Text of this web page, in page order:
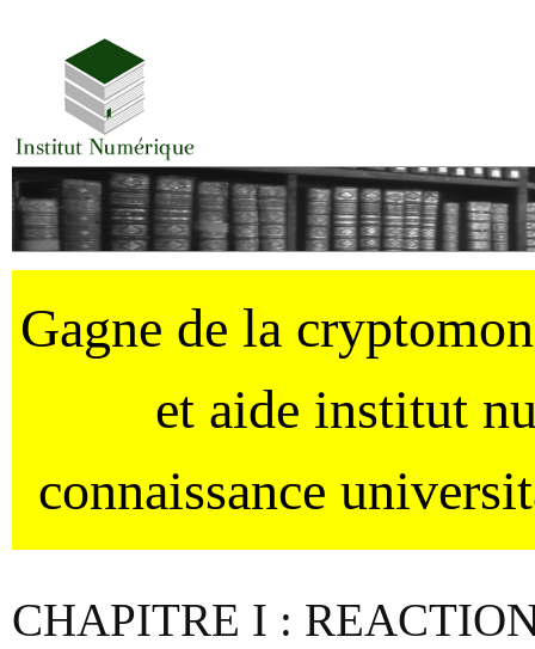
Gagne de la
et aide institut
connaissance
CHAPITRE I :